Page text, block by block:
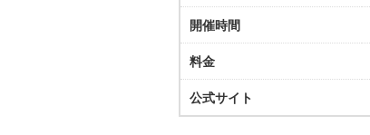
開催時間
料金
公式サイト